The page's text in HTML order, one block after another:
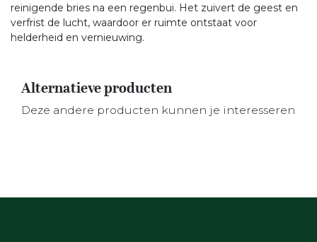
reinigende bries na een regenbui. Het zuivert de geest en
verfrist de lucht, waardoor er ruimte ontstaat voor
helderheid en vernieuwing.
Alternatieve producten
Deze andere producten kunnen je interesseren